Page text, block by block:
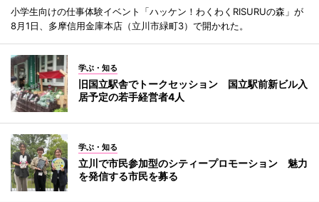
小学生向けの仕事体験イベント「ハッケン！わくわくRISURUの森」が
8月1日、多摩信用金庫本店（立川市緑町3）で開かれた。
学ぶ・知る
旧国立駅舎でトークセッション 国立駅前新ビル入
居予定の若手経営者4人
学ぶ・知る
立川で市民参加型のシティープロモーション 魅力
を発信する市民を募る